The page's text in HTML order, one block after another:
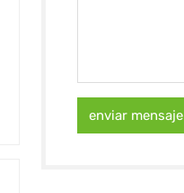
enviar mensaje